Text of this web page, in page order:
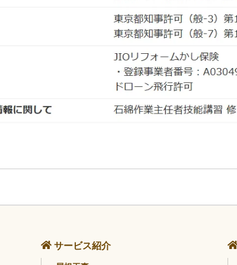
サービス紹介